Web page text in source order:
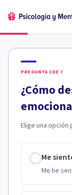
PREGUNTA 1 DE 7
¿Cómo
Elige una opción
Me
Me he